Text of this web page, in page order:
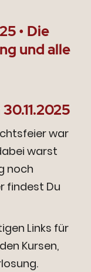
• Die
und alle
war
warst
noch
findest Du
Links für
Kursen,